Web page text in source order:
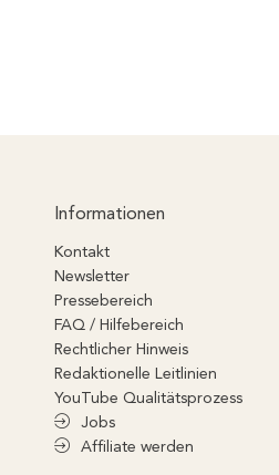
Informationen
Kontakt
Newsletter
Pressebereich
FAQ / Hilfebereich
Rechtlicher Hinweis
Redaktionelle Leitlinien
YouTube Qualitätsprozess
Jobs
Affiliate werden